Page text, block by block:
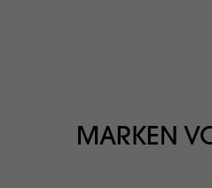
MARKEN